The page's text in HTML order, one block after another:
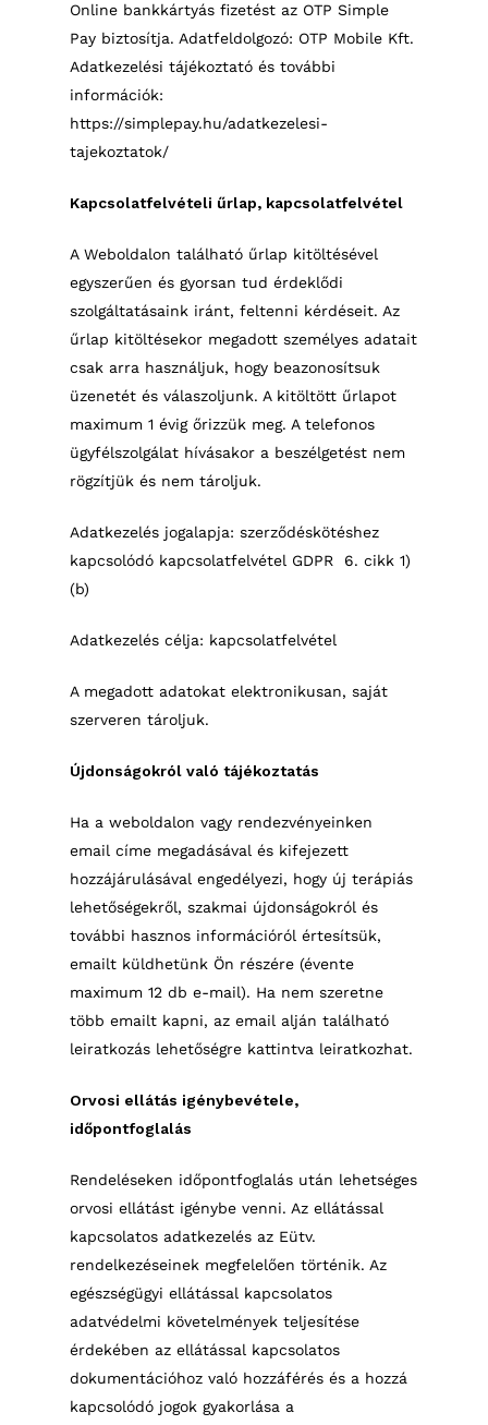
Online bankkártyás fizetést az OTP Simple
Pay biztosítja. Adatfeldolgozó: OTP Mobile Kft.
Adatkezelési tájékoztató és további
információk:
https://simplepay.hu/adatkezelesi-
tajekoztatok/
Kapcsolatfelvételi űrlap, kapcsolatfelvétel
A Weboldalon található űrlap kitöltésével
egyszerűen és gyorsan tud érdeklődi
szolgáltatásaink iránt, feltenni kérdéseit. Az
űrlap kitöltésekor megadott személyes adatait
csak arra használjuk, hogy beazonosítsuk
üzenetét és válaszoljunk. A kitöltött űrlapot
maximum 1 évig őrizzük meg. A telefonos
ügyfélszolgálat hívásakor a beszélgetést nem
rögzítjük és nem tároljuk.
Adatkezelés jogalapja: szerződéskötéshez
kapcsolódó kapcsolatfelvétel GDPR
6. cikk 1)
(b)
Adatkezelés célja: kapcsolatfelvétel
A megadott adatokat elektronikusan, saját
szerveren tároljuk.
Újdonságokról való tájékoztatás
Ha a weboldalon vagy rendezvényeinken
email címe megadásával és kifejezett
hozzájárulásával engedélyezi, hogy új terápiás
lehetőségekről, szakmai újdonságokról és
további hasznos információról értesítsük,
emailt küldhetünk Ön részére (évente
maximum 12 db e-mail). Ha nem szeretne
több emailt kapni, az email alján található
leiratkozás lehetőségre kattintva leiratkozhat.
Orvosi ellátás igénybevétele,
időpontfoglalás
Rendeléseken időpontfoglalás után lehetséges
orvosi ellátást igénybe venni. Az ellátással
kapcsolatos adatkezelés az Eütv.
rendelkezéseinek megfelelően történik. Az
egészségügyi ellátással kapcsolatos
adatvédelmi követelmények teljesítése
érdekében az ellátással kapcsolatos
dokumentációhoz való hozzáférés és a hozzá
kapcsolódó jogok gyakorlása a